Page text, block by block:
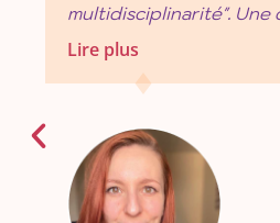
multidisciplinarité". Une
professionnels sont
accompagner dans leur
résidents. Au sein
moniteur éducateur,
médico-psychologique
accompagnant éducatif
Lire plus